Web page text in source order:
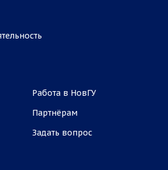
Работа в НовГУ
Партнёрам
Задать вопрос